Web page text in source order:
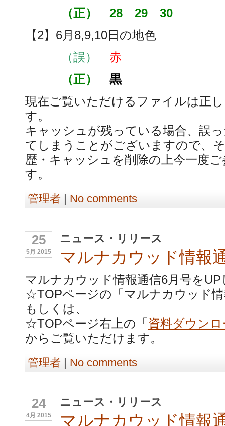
（正） 28 29 30
【2】6月8,9,10日の地色
（誤） 赤
（正） 黒
現在ご覧いただけるファイルは正
す。
キャッシュが残っている場合、誤
てしまうことがございますので、
歴・キャッシュを削除の上今一度
す。
管理者 | No comments
25
5月 2015
ニュース・リリース
マルナカウッド情報
マルナカウッド情報通信6月号を
☆TOPページの「マルナカウッド
もしくは、
☆TOPページ右上の「 資料ダウン
からご覧いただけます。
管理者 | No comments
24
4月 2015
ニュース・リリース
マルナカウッド情報